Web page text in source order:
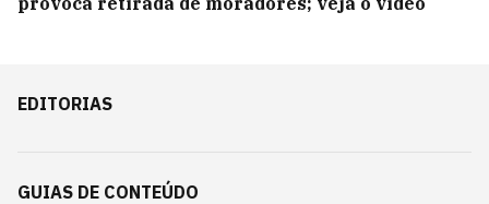
EDITORIAS
GUIAS DE CONTEÚDO